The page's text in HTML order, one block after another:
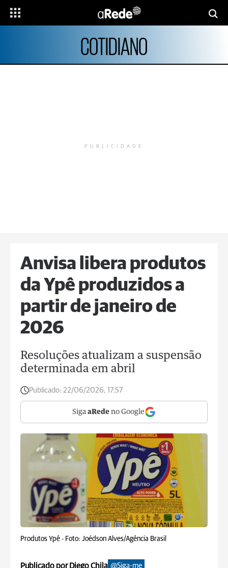
COTIDIANO
PUBLICIDADE
Anvisa libera produtos
da Ypê produzidos a
partir de janeiro de
2026
Resoluções atualizam a suspensão
determinada em abril
Publicado: 22/06/2026, 17:57
Siga aRede no Google
Produtos Ypê - Foto: Joédson Alves/Agência Brasil
Publicado por Diego Chila @Siga-me